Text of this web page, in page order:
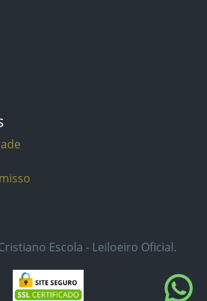
Escola - Leiloeiro Oficial.